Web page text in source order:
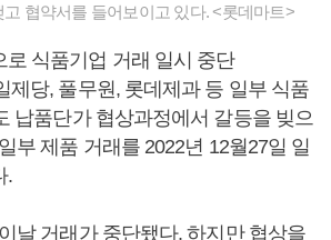
협약서를 들어보이고 있다. <롯데마트>
식품기업 거래 일시 중단
제당, 풀무원, 롯데제과 등 일부 식품
납품단가 협상과정에서 갈등을 빚으
부 제품 거래를 2022년 12월27일 일
.
날 거래가 중단됐다. 하지만 협상을